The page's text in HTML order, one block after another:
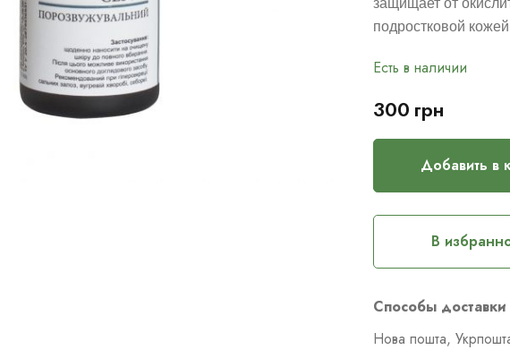
защищает от
подростковой
Есть в наличии
300 грн
Добавить в
В
Способы доставки
Нова пошта,